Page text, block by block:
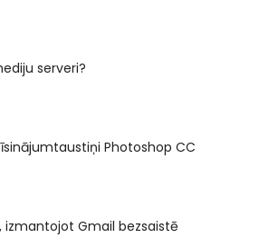
serveri?
Photoshop CC
Gmail bezsaistē